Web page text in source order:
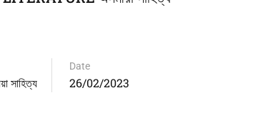
সাহিত্য
Date
26/02/2023